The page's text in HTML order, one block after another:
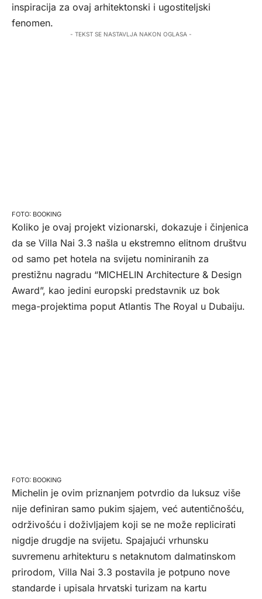
inspiracija za ovaj arhitektonski i ugostiteljski
fenomen.
- TEKST SE NASTAVLJA NAKON OGLASA -
BOOKING
Koliko je ovaj projekt vizionarski, dokazuje i činjenica
da se Villa Nai 3.3 našla u ekstremno elitnom društvu
od samo pet hotela na svijetu nominiranih za
prestižnu nagradu “MICHELIN Architecture & Design
Award”, kao jedini europski predstavnik uz bok
mega-projektima poput Atlantis The Royal u Dubaiju.
BOOKING
Michelin je ovim priznanjem potvrdio da luksuz više
nije definiran samo pukim sjajem, već autentičnošću,
održivošću i doživljajem koji se ne može replicirati
nigdje drugdje na svijetu. Spajajući vrhunsku
suvremenu arhitekturu s netaknutom dalmatinskom
prirodom, Villa Nai 3.3 postavila je potpuno nove
standarde i upisala hrvatski turizam na kartu